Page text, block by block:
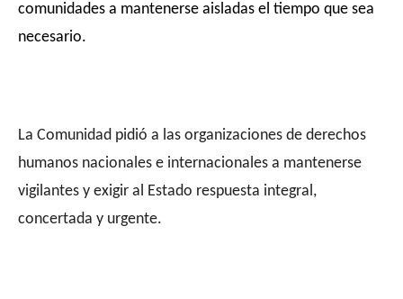
comunidades a mantenerse aisladas el tiempo que sea
necesario.
La Comunidad pidió a las organizaciones de derechos
humanos nacionales e internacionales a mantenerse
vigilantes y exigir al Estado respuesta integral,
concertada y urgente.